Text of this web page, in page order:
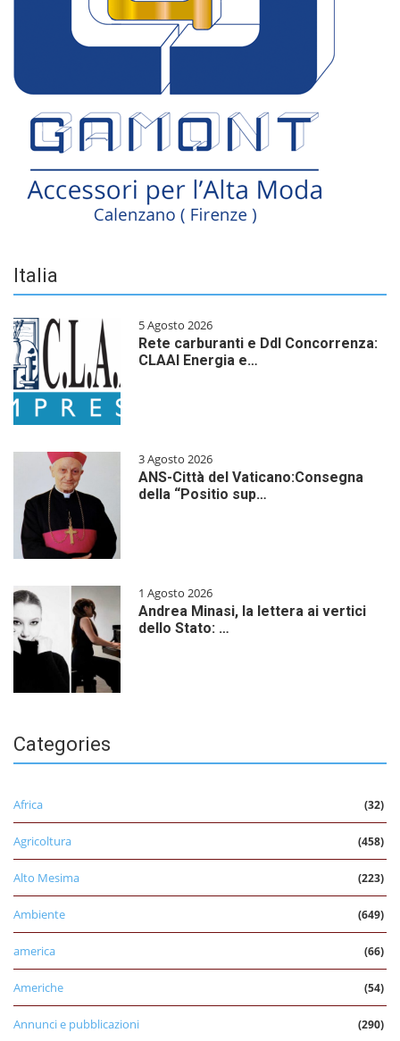
Italia
5 Agosto 2026
Rete carburanti e Ddl Concorrenza:
CLAAI Energia e…
3 Agosto 2026
ANS-Città del Vaticano:Consegna
della “Positio sup…
1 Agosto 2026
Andrea Minasi, la lettera ai vertici
dello Stato: …
Categories
Africa (32)
Agricoltura (458)
Alto Mesima (223)
Ambiente (649)
america (66)
Americhe (54)
Annunci e pubblicazioni (290)